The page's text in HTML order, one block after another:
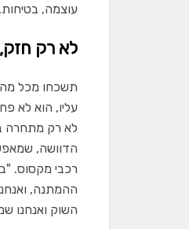
עוצמה, בטיחות,
לא רק
תשכחו מכל
עליו,
לא רק מתחרה
הדוושה,
רכבי מקסוס.
ההמתנה,
השוק ואנחנו